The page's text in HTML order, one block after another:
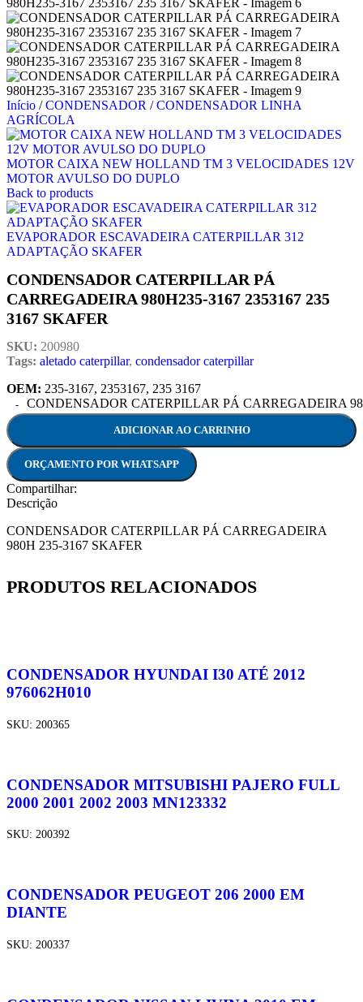
Início / CONDENSADOR / CONDENSADOR LINHA
AGRÍCOLA
MOTOR CAIXA NEW HOLLAND TM 3 VELOCIDADES 12V
MOTOR AVULSO DO DUPLO
Back to products
EVAPORADOR ESCAVADEIRA CATERPILLAR 312
ADAPTAÇÃO SKAFER
CONDENSADOR CATERPILLAR PÁ
CARREGADEIRA 980H235-3167 2353167 235
3167 SKAFER
SKU: 200980
Tags: aletado caterpillar, condensador caterpillar
OEM: 235-3167, 2353167, 235 3167
CONDENSADOR CATERPILLAR PÁ CARREGADEIRA
ADICIONAR AO CARRINHO
ORÇAMENTO POR WHATSAPP
Compartilhar:
Descrição
CONDENSADOR CATERPILLAR PÁ CARREGADEIRA
980H 235-3167 SKAFER
PRODUTOS RELACIONADOS
CONDENSADOR HYUNDAI I30 ATÉ 2012
976062H010
SKU: 200365
CONDENSADOR MITSUBISHI PAJERO FULL
2000 2001 2002 2003 MN123332
SKU: 200392
CONDENSADOR PEUGEOT 206 2000 EM
DIANTE
SKU: 200337